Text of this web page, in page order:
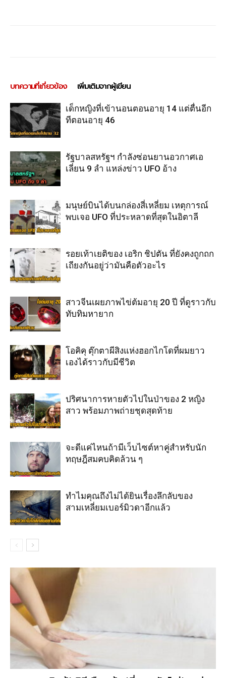
บทความที่เกี่ยวข้อง เพิ่มเติมจากผู้เขียน
เด็กหญิงที่เข้านอนตอนอายุ 14 แต่ตื่นอีก
ทีตอนอายุ 46
รัฐบาลสหรัฐฯ กำลังซ่อนยานอวกาศเอ
เลี่ยน 9 ลำ แหล่งข่าว UFO อ้าง
มนุษย์บินได้บนกล่องสี่เหลี่ยม เหตุการณ์
พบเจอ UFO ที่ประหลาดที่สุดในอิตาลี
รอยเท้าเยติของ เอริก ชิปตัน ที่ยังคงถูกถก
เถียงกันอยู่ว่ามันคือตัวอะไร
สาวจีนเผยภาพไข่ต้มอายุ 20 ปี ที่ดูราวกับ
ทับทิมหายาก
โอคิคุ ตุ๊กตาผีสิงแห่งฮอกไกโดที่ผมยาว
เองได้ราวกับมีชีวิต
ปริศนาการหายตัวไปในป่าของ 2 หญิง
สาว พร้อมภาพถ่ายชุดสุดท้าย
จะดีแค่ไหนถ้ามีเว็บไซต์หาคู่สำหรับนัก
ทฤษฎีสมคบคิดล้วน ๆ
ทำไมคุณถึงไม่ได้ยินเรื่องลึกลับของ
สามเหลี่ยมเบอร์มิวดาอีกแล้ว